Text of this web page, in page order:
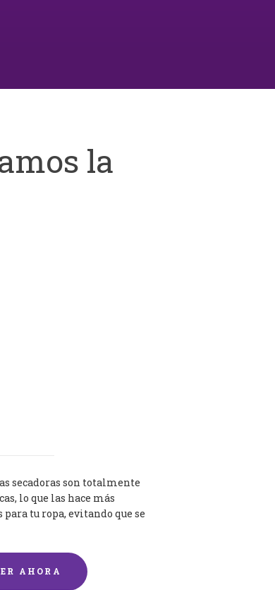
la
secadoras son totalmente
lo que las hace más
para tu ropa, evitando que se
AHORA